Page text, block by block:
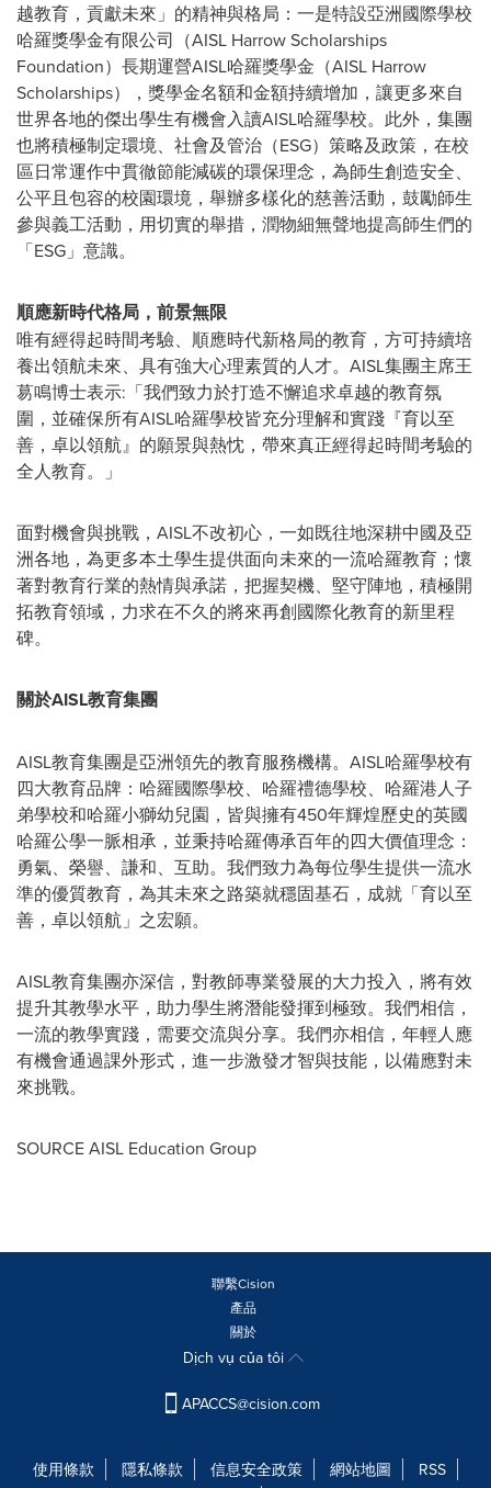
越教育，貢獻未來」的精神與格局：一是特設亞洲國際學校
哈羅獎學金有限公司（AISL Harrow Scholarships
Foundation）長期運營AISL哈羅獎學金（AISL Harrow
Scholarships），獎學金名額和金額持續增加，讓更多來自
世界各地的傑出學生有機會入讀AISL哈羅學校。此外，集團
也將積極制定環境、社會及管治（ESG）策略及政策，在校
區日常運作中貫徹節能減碳的環保理念，為師生創造安全、
公平且包容的校園環境，舉辦多樣化的慈善活動，鼓勵師生
參與義工活動，用切實的舉措，潤物細無聲地提高師生們的
「ESG」意識。
順應新時代格局， 前景無限
唯有經得起時間考驗、順應時代新格局的教育，方可持續培
養出領航未來、具有強大心理素質的人才。AISL集團主席王
䓪鳴博士表示:「我們致力於打造不懈追求卓越的教育氛
圍，並確保所有AISL哈羅學校皆充分理解和實踐『育以至
善，卓以領航』的願景與熱忱，帶來真正經得起時間考驗的
全人教育。」
面對機會與挑戰，AISL不改初心，一如既往地深耕中國及亞
洲各地，為更多本土學生提供面向未來的一流哈羅教育；懷
著對教育行業的熱情與承諾，把握契機、堅守陣地，積極開
拓教育領域，力求在不久的將來再創國際化教育的新里程
碑。
關於AISL教育集團
AISL教育集團是亞洲領先的教育服務機構。AISL哈羅學校有
四大教育品牌：哈羅國際學校、哈羅禮德學校、哈羅港人子
弟學校和哈羅小獅幼兒園，皆與擁有450年輝煌歷史的英國
哈羅公學一脈相承，並秉持哈羅傳承百年的四大價值理念：
勇氣、榮譽、謙和、互助。我們致力為每位學生提供一流水
準的優質教育，為其未來之路築就穩固基石，成就「育以至
善，卓以領航」之宏願。
AISL教育集團亦深信，對教師專業發展的大力投入，將有效
提升其教學水平，助力學生將潛能發揮到極致。我們相信，
一流的教學實踐，需要交流與分享。我們亦相信，年輕人應
有機會通過課外形式，進一步激發才智與技能，以備應對未
來挑戰。
SOURCE AISL Education Group
聯繫Cision
產品
關於
Dịch vụ của tôi
APACCS@cision.com
使用條款 隱私條款 信息安全政策 網站地圖
RSS